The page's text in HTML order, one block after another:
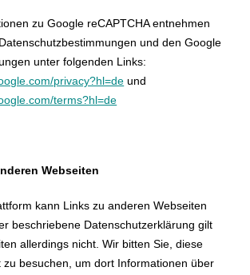
zu Google reCAPTCHA entnehmen
und den Google
unter folgenden Links:
privacy?hl=de und
terms?hl=de
Webseiten
kann Links zu anderen Webseiten
beschriebene Datenschutzerklärung gilt
allerdings nicht. Wir bitten Sie, diese
zu besuchen, um dort Informationen über